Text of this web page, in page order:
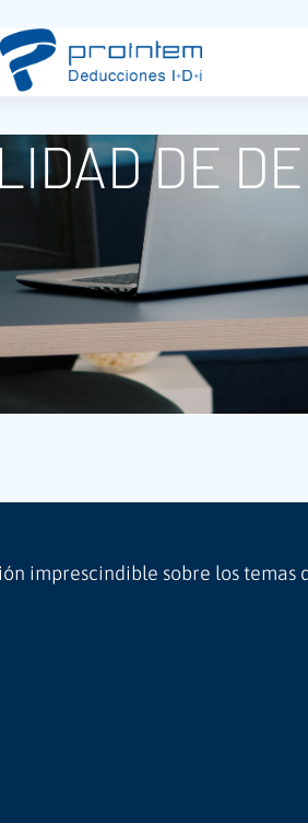
DE
imprescindible sobre los temas